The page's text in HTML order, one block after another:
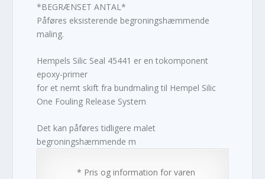
*BEGRÆNSET ANTAL*
Påføres eksisterende begroningshæmmende
maling.
Hempels Silic Seal 45441 er en tokomponent
epoxy-primer
for et nemt skift fra bundmaling til Hempel Silic
One Fouling Release System
Det kan påføres tidligere malet
begroningshæmmende m
* Pris og information for varen